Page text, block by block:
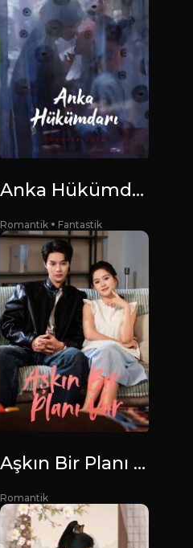
Anka Hükümdarı
Romantik Fantastik
Aşkın Bir Planı Var
Romantik